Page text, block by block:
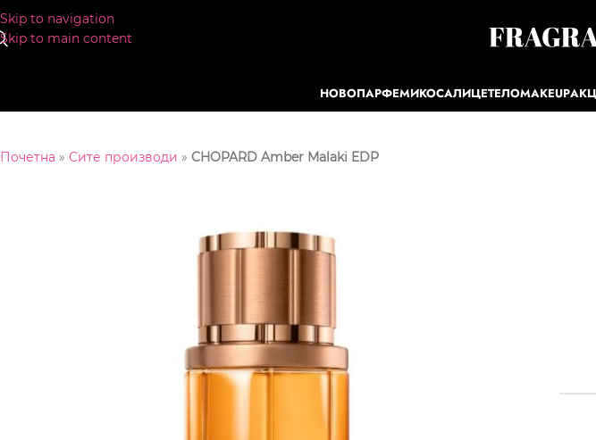
Skip to navigation
Skip to main content
НОВОПАРФЕМИКОСАЛИЦЕТЕЛОMAKEUP
Почетна » Сите производи » CHOPARD Amber Malaki EDP